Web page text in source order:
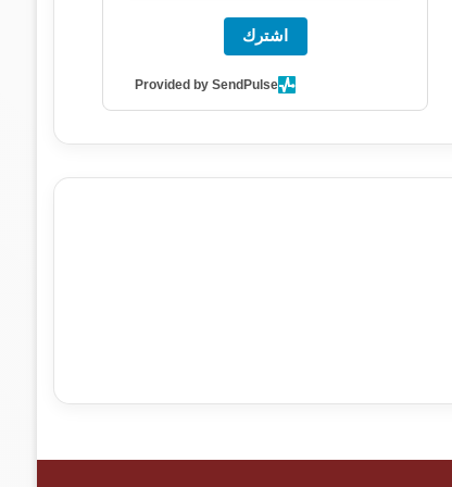
اشترك
Provided by SendPulse